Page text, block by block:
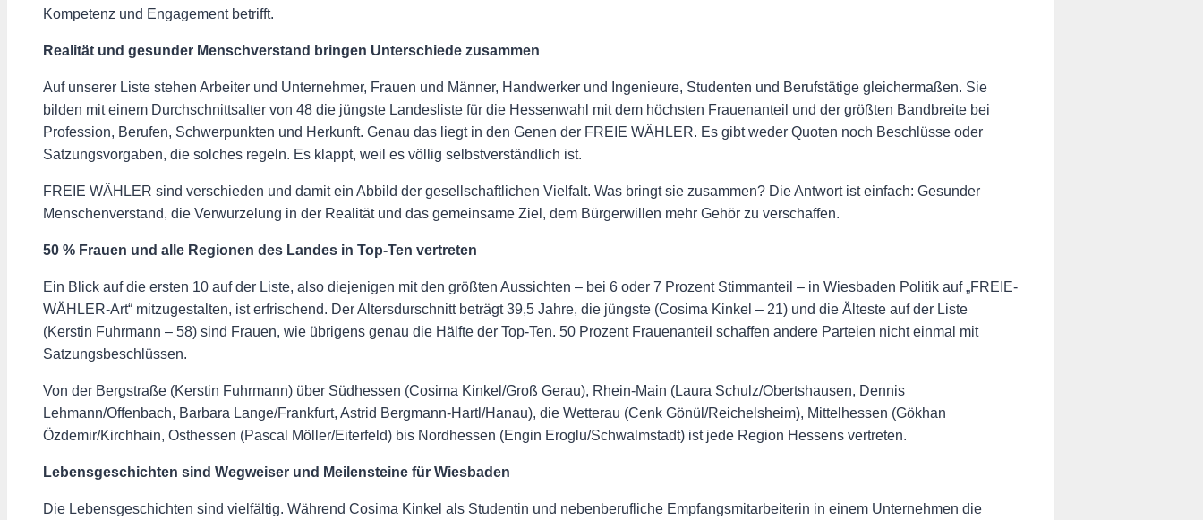
Kompetenz und Engagement betrifft.
Realität und gesunder Menschverstand bringen Unterschiede zusammen
Auf unserer Liste stehen Arbeiter und Unternehmer, Frauen und Männer, Handwerker und Ingenieure, Studenten und Berufstätige gleichermaßen. Sie
bilden mit einem Durchschnittsalter von 48 die jüngste Landesliste für die Hessenwahl mit dem höchsten Frauenanteil und der größten Bandbreite bei
Profession, Berufen, Schwerpunkten und Herkunft. Genau das liegt in den Genen der FREIE WÄHLER. Es gibt weder Quoten noch Beschlüsse oder
Satzungsvorgaben, die solches regeln. Es klappt, weil es völlig selbstverständlich ist.
FREIE WÄHLER sind verschieden und damit ein Abbild der gesellschaftlichen Vielfalt. Was bringt sie zusammen? Die Antwort ist einfach: Gesunder
Menschenverstand, die Verwurzelung in der Realität und das gemeinsame Ziel, dem Bürgerwillen mehr Gehör zu verschaffen.
50 % Frauen und alle Regionen des Landes in Top-Ten vertreten
Ein Blick auf die ersten 10 auf der Liste, also diejenigen mit den größten Aussichten – bei 6 oder 7 Prozent Stimmanteil – in Wiesbaden Politik auf „FREIE-
WÄHLER-Art“ mitzugestalten, ist erfrischend. Der Altersdurschnitt beträgt 39,5 Jahre, die jüngste (Cosima Kinkel – 21) und die Älteste auf der Liste
(Kerstin Fuhrmann – 58) sind Frauen, wie übrigens genau die Hälfte der Top-Ten. 50 Prozent Frauenanteil schaffen andere Parteien nicht einmal mit
Satzungsbeschlüssen.
Von der Bergstraße (Kerstin Fuhrmann) über Südhessen (Cosima Kinkel/Groß Gerau), Rhein-Main (Laura Schulz/Obertshausen, Dennis
Lehmann/Offenbach, Barbara Lange/Frankfurt, Astrid Bergmann-Hartl/Hanau), die Wetterau (Cenk Gönül/Reichelsheim), Mittelhessen (Gökhan
Özdemir/Kirchhain, Osthessen (Pascal Möller/Eiterfeld) bis Nordhessen (Engin Eroglu/Schwalmstadt) ist jede Region Hessens vertreten.
Lebensgeschichten sind Wegweiser und Meilensteine für Wiesbaden
Die Lebensgeschichten sind vielfältig. Während Cosima Kinkel als Studentin und nebenberufliche Empfangsmitarbeiterin in einem Unternehmen die